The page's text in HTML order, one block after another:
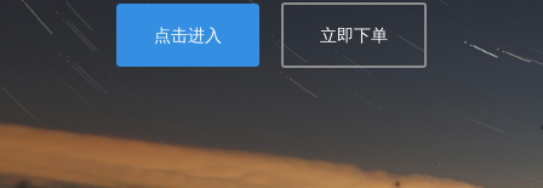
点击进入 立即下单